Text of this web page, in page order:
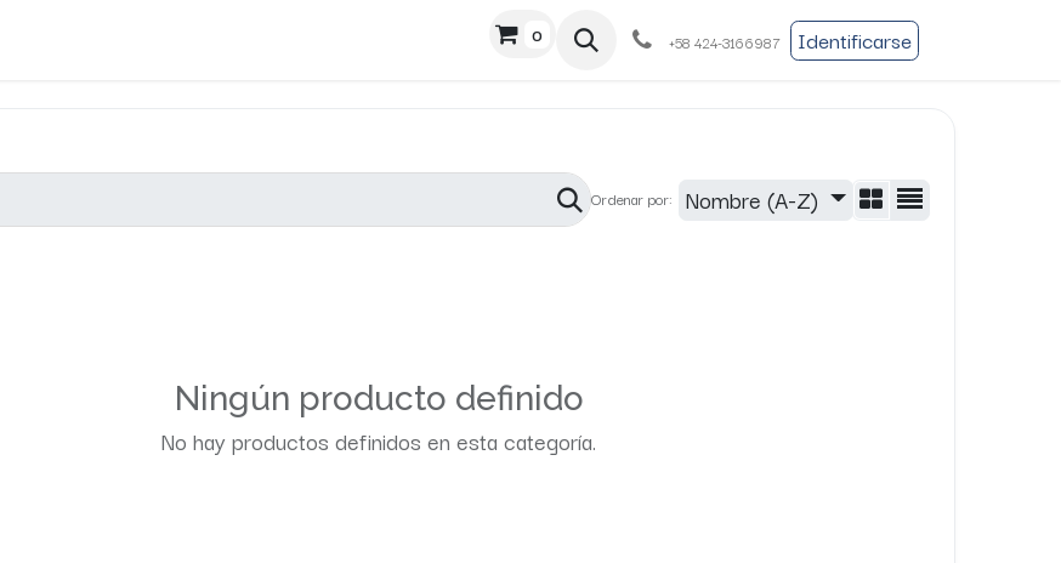
Tienda Preinscripción Boutique
0 +58 424-3166987 Identificarse
Ordenar por: Nombre (A-Z)
Ningún producto definido
No hay productos definidos en esta categoría.